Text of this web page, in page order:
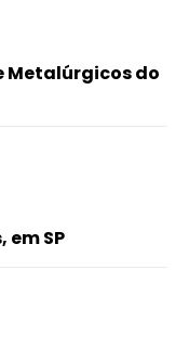
Metalúrgicos do
SP